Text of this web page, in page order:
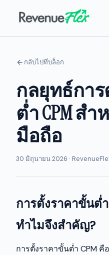
กลับไปที่บล็อก
กลยุทธ์กา
ต่ำ CPM ส
มือถือ
30 มิถุนายน 2026 ·
การตั้งราคาขั้นต่
ทำไมจึงสำคัญ?
การตั้งราคาขั้นต่ำ CPM คื